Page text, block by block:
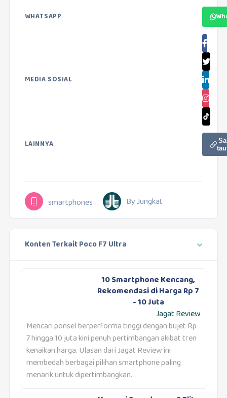
WHATSAPP
MEDIA SOSIAL
LAINNYA
smartphones By Jungkat
Konten Terkait Poco F7 Ultra
10 Smartphone Kencang,
Rekomendasi di Harga Rp 7
- 10 Juta
Jagat Review
Mencari ponsel berperforma tinggi dengan bujet Rp
7 hingga 10 juta kini penuh pertimbangan akibat tren
kenaikan harga. Ulasan dari Jagat Review ini
membedah berbagai pilihan smartphone paling
menarik untuk dipertimbangkan.